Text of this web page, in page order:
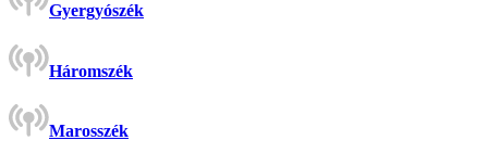
Gyergyószék
Háromszék
Marosszék